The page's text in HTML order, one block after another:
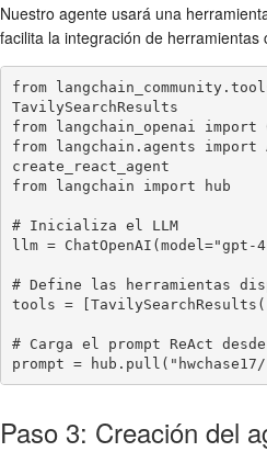
Nuestro agente usará una
facilita la integración de herramientas
from
TavilySearchResults
from langchain_openai import
from langchain.agents import
create_react_agent
from langchain import hub
# Inicializa el LLM
llm =
# Define las herramientas
tools =
# Carga el prompt ReAct desde
prompt =
Paso 3: Creación del